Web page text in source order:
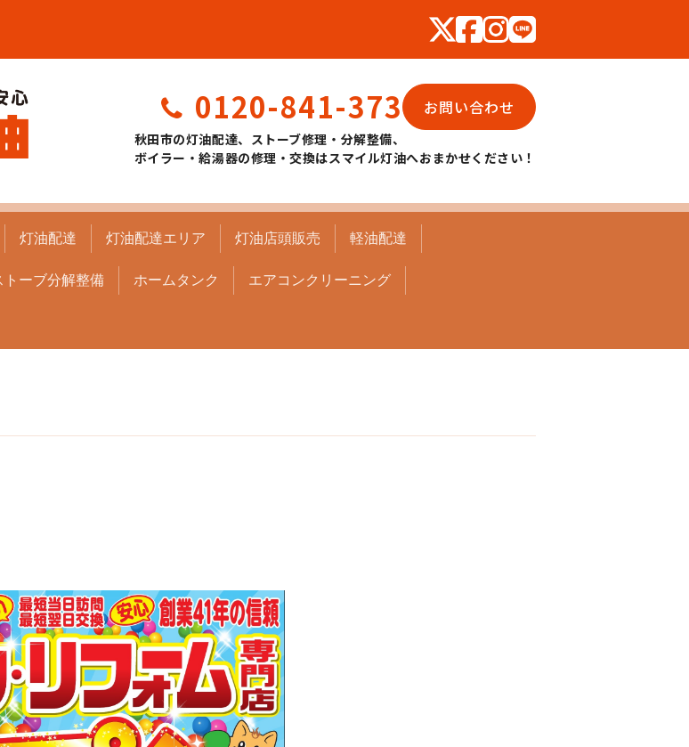
0120-841-373 お問い合わせ
秋田市の灯油配達、ストーブ修理・分解整備、
ボイラー・給湯器の修理・交換はスマイル灯油へおまかせください！
灯油配達 灯油配達エリア 灯油店頭販売 軽油配達
トーブ分解整備 ホームタンク エアコンクリーニング